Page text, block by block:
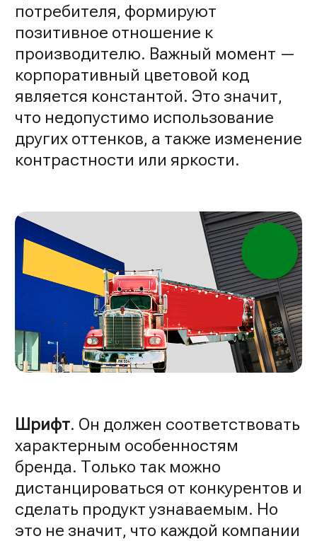
потребителя, формируют
позитивное отношение к
производителю. Важный момент —
корпоративный цветовой код
является константой. Это значит,
что недопустимо использование
других оттенков, а также изменение
контрастности или яркости.
Шрифт. Он должен соответствовать
характерным особенностям
бренда. Только так можно
дистанцироваться от конкурентов и
сделать продукт узнаваемым. Но
это не значит, что каждой компании